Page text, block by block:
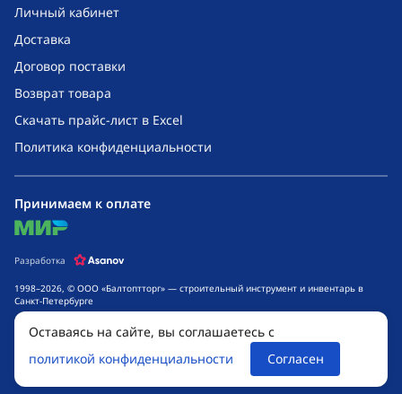
Личный кабинет
Доставка
Договор поставки
Возврат товара
Скачать прайс-лист в Excel
Политика конфиденциальности
1998–2026, © ООО «Балтоптторг» — строительный инструмент и инвентарь в
Санкт-Петербурге
Обращаем ваше внимание на то, что данный интернет-сайт носит исключительно
информационный характер и ни при каких условиях не является публичной
офертой, определяемой положениями ч. 2 ст. 437 Гражданского кодекса
Российской Федерации. Для получения подробной информации о стоимости
товаров и сроках выполнения услуг, обращайтесь к менеджерам компании.
Принимаем к оплате
mir
Разработка
Оставаясь на сайте, вы соглашаетесь с
политикой конфиденциальности
Согласен